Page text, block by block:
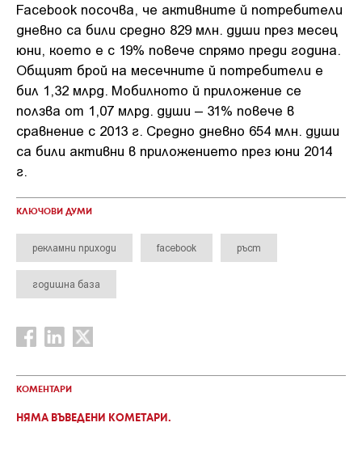
Facebook посочва, че активните й потребители
дневно са били средно 829 млн. души през месец
юни, което е с 19% повече спрямо преди година.
Общият брой на месечните й потребители е
бил 1,32 млрд. Мобилното й приложение се
ползва от 1,07 млрд. души – 31% повече в
сравнение с 2013 г. Средно дневно 654 млн. души
са били активни в приложението през юни 2014
г.
КЛЮЧОВИ ДУМИ
рекламни приходи facebook ръст
годишна база
КОМЕНТАРИ
НЯМА ВЪВЕДЕНИ КОМЕТАРИ.